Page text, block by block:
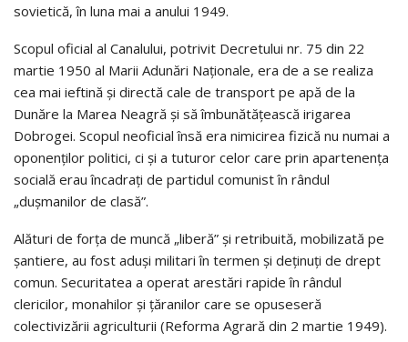
sovietică, în luna mai a anului 1949.
Scopul oficial al Canalului, potrivit Decretului nr. 75 din 22
martie 1950 al Marii Adunări Naţionale, era de a se realiza
cea mai ieftină şi directă cale de transport pe apă de la
Dunăre la Marea Neagră şi să îmbunătăţească irigarea
Dobrogei. Scopul neoficial însă era nimicirea fizică nu numai a
oponenţilor politici, ci şi a tuturor celor care prin apartenenţa
socială erau încadraţi de partidul comunist în rândul
„duşmanilor de clasă”.
Alături de forţa de muncă „liberă” şi retribuită, mobilizată pe
şantiere, au fost aduşi militari în termen şi deţinuţi de drept
comun. Securitatea a operat arestări rapide în rândul
clericilor, monahilor şi ţăranilor care se opuseseră
colectivizării agriculturii (Reforma Agrară din 2 martie 1949).